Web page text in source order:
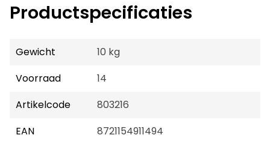
Productspecificaties
Gewicht
10 kg
Voorraad
14
Artikelcode
803216
EAN
8721154911494